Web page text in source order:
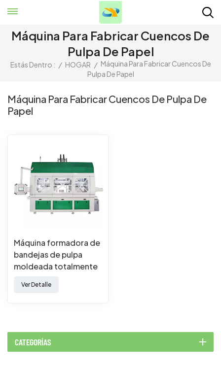
Máquina Para Fabricar Cuencos De
Pulpa De Papel
Estás Dentro : / HOGAR / Máquina Para Fabricar Cuencos De
Pulpa De Papel
Máquina Para Fabricar Cuencos De Pulpa De
Papel
Máquina formadora de
bandejas de pulpa
moldeada totalmente
Ver Detalle
CATEGORÍAS